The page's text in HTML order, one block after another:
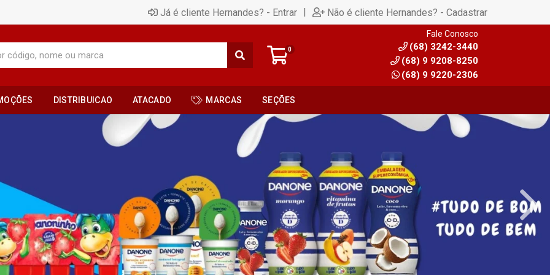
Já é cliente Hernandes? - Entrar | Não é cliente Hernandes? - Cadastrar
0
Fale Conosco
(68) 3242-3440
(68) 9 9208-8250
(68) 9 9220-2306
DISTRIBUICAO ATACADO MARCAS SEÇÕES